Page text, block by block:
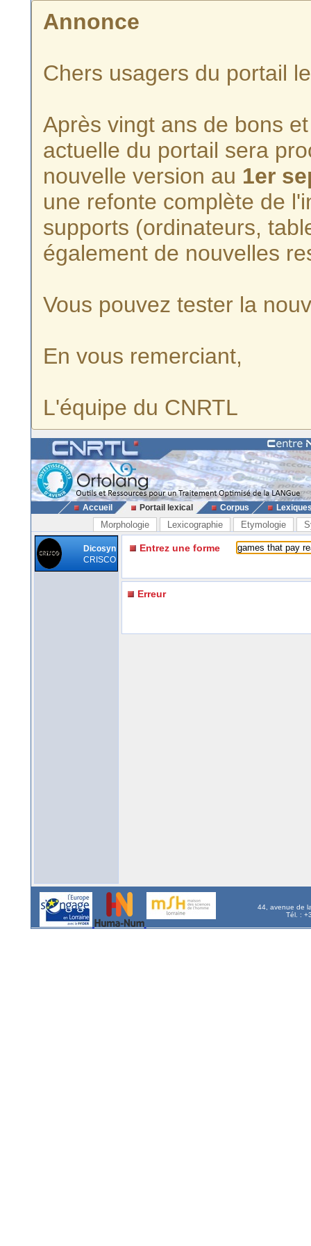
Annonce
Chers usagers du portail
Après vingt ans de bons
actuelle du portail sera
nouvelle version au 1er
une refonte complète de
supports (ordinateurs,
également de nouvelles
Vous pouvez tester la
En vous remerciant,
L'équipe du CNRTL
Accueil Portail lexical Corpus
Morphologie Lexicographie Etymologie
Dicosyn
CRISCO
Entrez une forme
Erreur
44, avenue de
Tél. :